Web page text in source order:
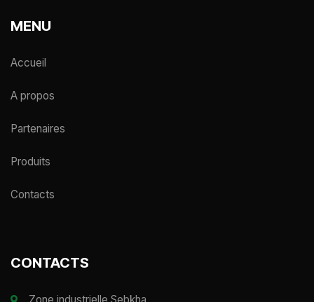
MENU
Accueil
A propos
Partenaires
Produits
Contacts
CONTACTS